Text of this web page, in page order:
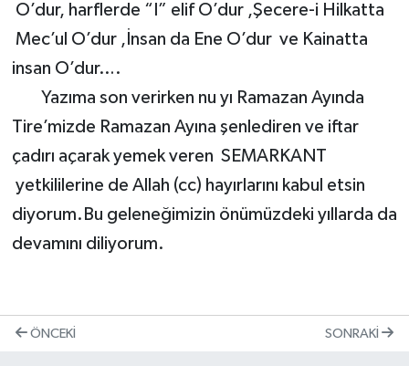
O’dur, harflerde “I” elif O’dur ,Şecere-i Hilkatta
Mec’ul O’dur ,İnsan da Ene O’dur ve Kainatta
insan O’dur….
Yazıma son verirken nu yı Ramazan Ayında
Tire’mizde Ramazan Ayına şenlediren ve iftar
çadırı açarak yemek veren SEMARKANT
yetkililerine de Allah (cc) hayırlarını kabul etsin
diyorum.Bu geleneğimizin önümüzdeki yıllarda da
devamını diliyorum.
ÖNCEKI SONRAKI